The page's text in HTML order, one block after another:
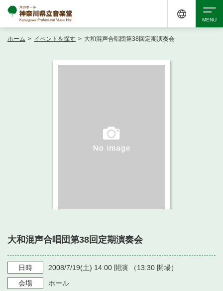
・ よくある質問
・ 施設を借りる
・ 空き状況
・ 抽選対象日
音楽堂について
・ 音楽堂のご案内
神奈川県立音楽堂
SNS
ホーム > イベントを探す > 大和混声合唱団第38回定期演奏会
大和混声合唱団第38回定期演奏会
日時 2008/7/19(土) 14:00 開演 （13:30 開場）
会場
ホール